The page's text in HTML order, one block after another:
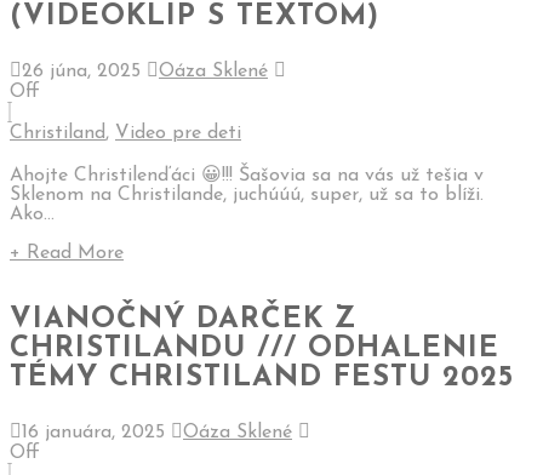
(VIDEOKLIP S TEXTOM)
26 júna, 2025
Oáza Sklené
Off
Christiland, Video pre deti
Ahojte Christilenďáci 😀!!! Šašovia sa na vás už tešia v
Sklenom na Christilande, juchúúú, super, už sa to blíži.
Ako...
+ Read More
VIANOČNÝ DARČEK Z
CHRISTILANDU /// ODHALENIE
TÉMY CHRISTILAND FESTU 2025
16 januára, 2025
Oáza Sklené
Off